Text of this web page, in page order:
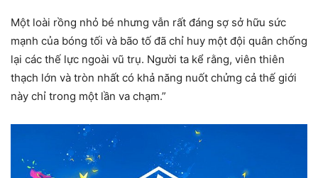
Một loài rồng nhỏ bé nhưng vẫn rất đáng sợ sở hữu sức
mạnh của bóng tối và bão tố đã chỉ huy một đội quân chống
lại các thế lực ngoài vũ trụ. Người ta kể rằng, viên thiên
thạch lớn và tròn nhất có khả năng nuốt chửng cả thế giới
này chỉ trong một lần va chạm.”